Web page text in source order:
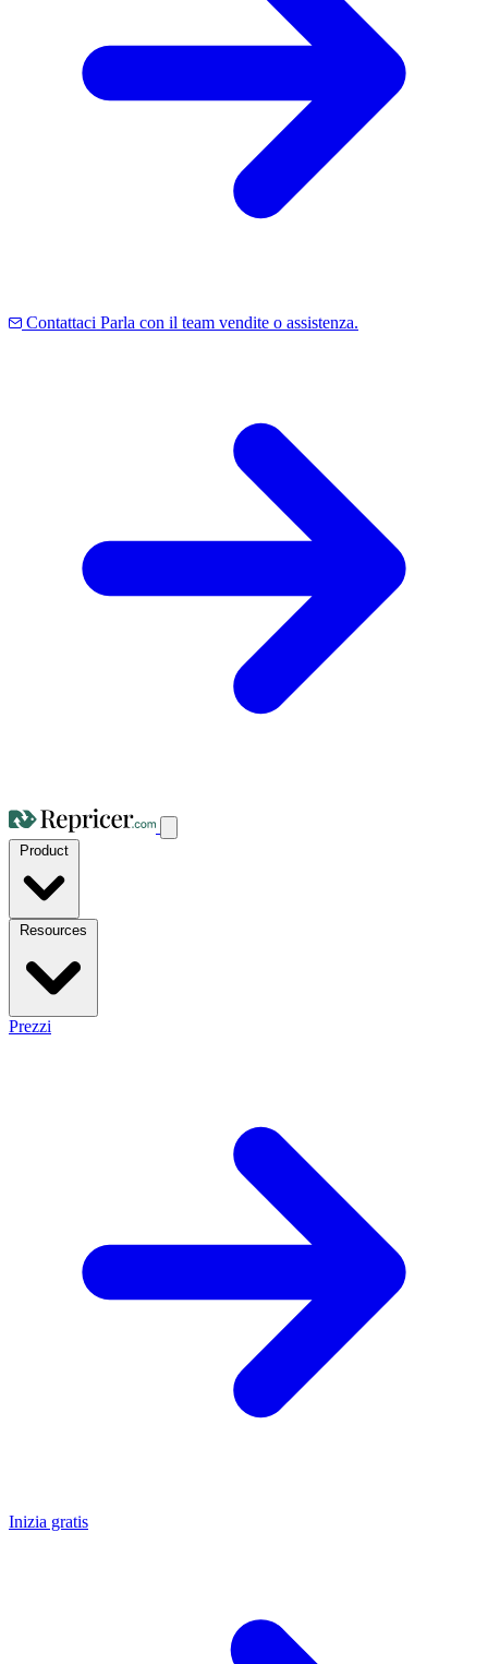
Contattaci Parla con il team vendite o assistenza.
Prezzi
Inizia gratis